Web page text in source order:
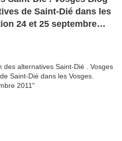
de Saint-Dié dans les
24 et 25 septembre